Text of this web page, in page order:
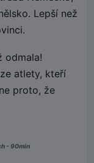
Lepší než
odmala!
atlety, kteří
proto, že
- 90min